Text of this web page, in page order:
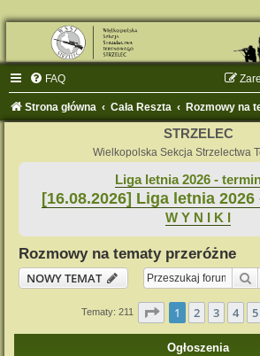
FAQ
Strona główna Cała Reszta Rozmowy na
STRZELEC
Wielkopolska Sekcja Strzelectwa
Liga letnia 2026 -
[16.08.2026] Liga letnia
W Y N I K I
Rozmowy na tematy przeróżne
NOWY TEMAT
Tematy: 211 Strona1 z9
1 2 3 4 5
Ogłoszenia